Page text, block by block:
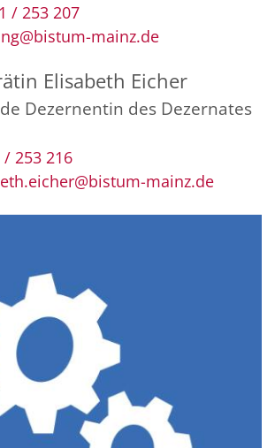
/ 253 207
mainz.de
Elisabeth Eicher
Dezernentin des Dezernates
/ 253 216
mainz.de